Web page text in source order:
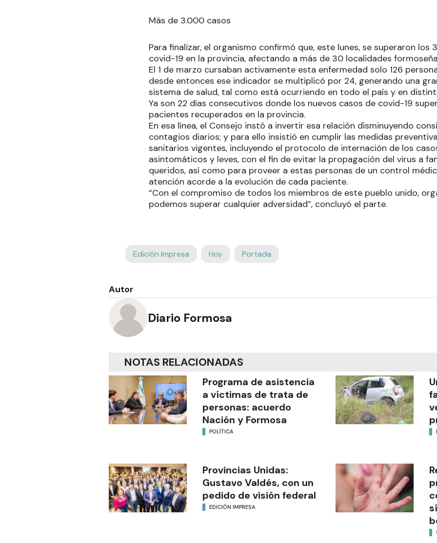
Más de 3.000 casos
Para finalizar, el organismo confirmó que, este lunes, se superaron los
covid-19 en la provincia, afectando a más de 30 localidades
El 1 de marzo cursaban activamente esta enfermedad solo 126
desde entonces ese indicador se multiplicó por 24, generando una
sistema de salud, tal como está ocurriendo en todo el país y en
Ya son 22 días consecutivos donde los nuevos casos de covid-19
pacientes recuperados en la provincia.
En esa línea, el Consejo instó a invertir esa relación disminuyendo
contagios diarios; y para ello insistió en cumplir las medidas
sanitarios vigentes, incluyendo el protocolo de internación de los
asintomáticos y leves, con el fin de evitar la propagación del virus a
queridos, así como para proveer a estas personas de un control
atención acorde a la evolución de cada paciente.
“Con el compromiso de todos los miembros de este pueblo unido,
podemos superar cualquier adversidad”, concluyó el parte.
Edición Impresa Hoy Portada
Autor
Diario Formosa
NOTAS RELACIONADAS
Programa de asistencia
a víctimas de trata de
personas: acuerdo
Nación y Formosa
POLÍTICA
Provincias Unidas:
Gustavo Valdés, con un
pedido de visión federal
EDICIÓN IMPRESA